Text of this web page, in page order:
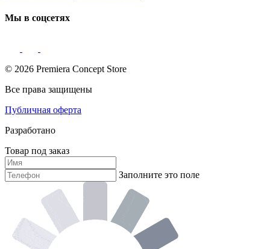
Мы в соцсетях
© 2026 Premiera Concept Store
Все права защищены
Публичная оферта
Разработано
Товар под заказ
Заполните это поле